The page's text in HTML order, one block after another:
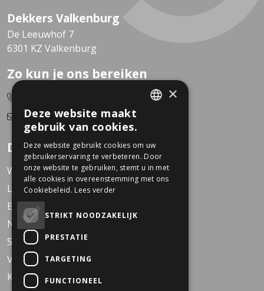
Dekkers Valkenburg
De Leeuwhof 7
6301 KZ Valkenburg
Zo kun je ons bereiken
info@dekkerstweewielers.nl
Dekkers Tweewielers
Werken bij Dekkers
Locaties
Events
Nieuws
Service
Veelgestelde vragen
KARO Solid schoolfiets
×
Deze website maakt
gebruik van cookies.
Deze website gebruikt cookies om uw
gebruikerservaring te verbeteren. Door
onze website te gebruiken, stemt u in met
alle cookies in overeenstemming met ons
Cookiebeleid. Lees verder
STRIKT NOODZAKELIJK
PRESTATIE
TARGETING
FUNCTIONEEL